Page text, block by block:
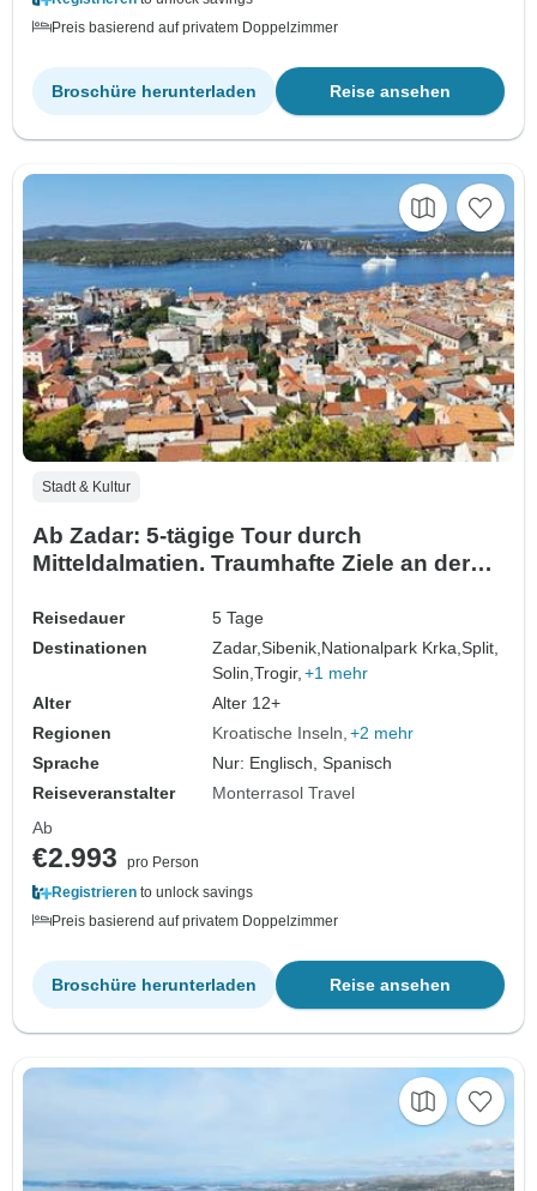
Preis basierend auf privatem Doppelzimmer
Reise ansehen
Broschüre herunterladen
Stadt & Kultur
Ab Zadar: 5-tägige Tour durch
Mitteldalmatien. Traumhafte Ziele an der
Trogir und mehr! UNESCO-Stätten. Antike
ummauerte Städte. Jede Menge
Geschichte, venezianische Architektur
und malerische Ausblicke. Lebe…
Reisedauer
5 Tage
Destinationen
Zadar,Sibenik, Nationalpark Krka,Split,
Solin,Trogir, +1 mehr
Alter
Alter 12+
Regionen
Kroatische Inseln +2 mehr
Sprache
Nur: Englisch, Spanisch
Reiseveranstalter
Monterrasol Travel
Ab
€2.993
pro Person
Registrieren to unlock savings
Preis basierend auf privatem Doppelzimmer
Reise ansehen
Broschüre herunterladen